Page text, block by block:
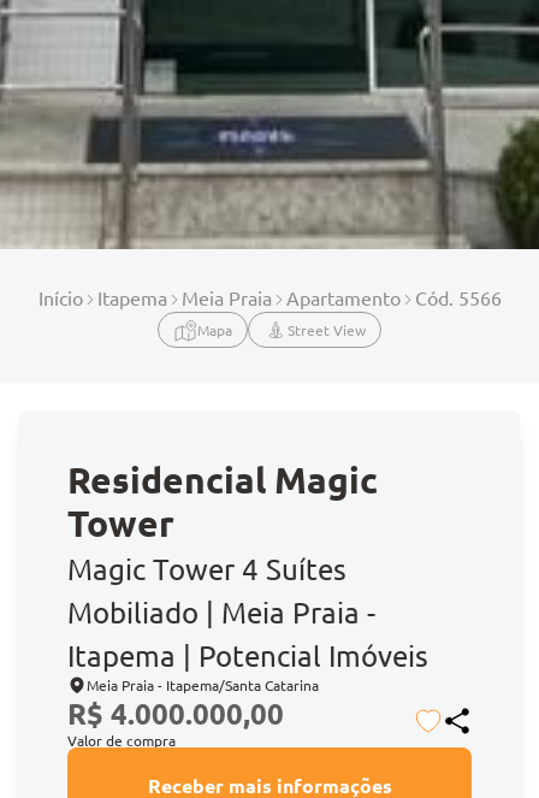
Início Itapema Meia Praia Apartamento Cód. 5566
Mapa Street View
Residencial Magic
Tower
Magic Tower 4 Suítes
Mobiliado | Meia Praia -
Itapema | Potencial Imóveis
Meia Praia - Itapema/Santa Catarina
R$ 4.000.000,00
Valor de compra
Receber mais informações